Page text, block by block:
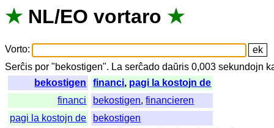
★ NL/EO vortaro ★
Vorto:
Serĉis por "bekostigen". La serĉado daŭris 0,003sekundojn
bekostigen
financi, pagi la kostojn de
financi
bekostigen,financieren
pagi la kostojn de
bekostigen